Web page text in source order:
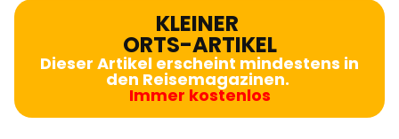
KLEINER
ORTS-ARTIKEL
Dieser Artikel erscheint mindestens in
den Reisemagazinen.
Immer kostenlos